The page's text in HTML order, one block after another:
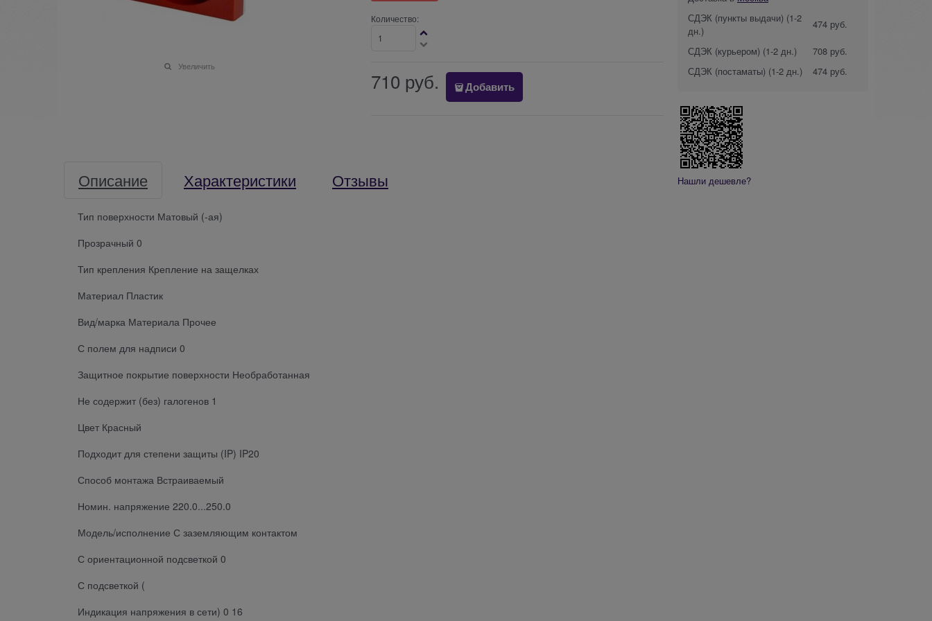
Увеличить
Количество:
710 руб. Добавить
Описание Характеристики Отзывы
Тип поверхности Матовый (-ая)
Прозрачный 0
Тип крепления Крепление на защелках
Материал Пластик
Вид/марка Материала Прочее
С полем для надписи 0
Защитное покрытие поверхности Необработанная
Не содержит (без) галогенов 1
Цвет Красный
Подходит для степени защиты (IP) IP20
Способ монтажа Встраиваемый
Номин. напряжение 220.0...250.0
Модель/исполнение С заземляющим контактом
С ориентационной подсветкой 0
С подсветкой (
Индикация напряжения в сети) 0 16
СДЭК (пункты выдачи) (1-2
дн.)
474 руб.
СДЭК (курьером) (1-2 дн.)
708 руб.
СДЭК (постаматы) (1-2 дн.) 474 руб.
Нашли дешевле?